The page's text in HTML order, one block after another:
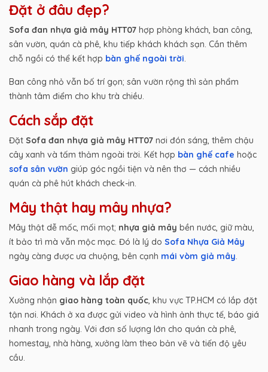
Đặt ở đâu đẹp?
Sofa đan nhựa giả mây HTT07 hợp phòng khách, ban công,
sân vườn, quán cà phê, khu tiếp khách khách sạn. Cần thêm
chỗ ngồi có thể kết hợp bàn ghế ngoài trời
Ban công nhỏ vẫn bố trí gọn; sân vườn rộng thì sản phẩm
thành tâm điểm cho khu trà chiều.
Cách sắp đặt
Đặt Sofa đan nhựa giả mây HTT07 nơi đón sáng, thêm chậu
cây xanh và tấm thảm ngoài trời. Kết hợp bàn ghế cafe hoặc
sofa sân vườn giúp góc ngồi tiện và nên thơ — cách nhiều
quán cà phê hút khách check-in.
Mây thật hay mây nhựa?
Mây thật dễ mốc, mối mọt; nhựa giả mây bền nước, giữ màu,
ít bảo trì mà vẫn mộc mạc. Đó là lý do Sofa Nhựa Giả Mây
ngày càng được ưa chuộng, bên cạnh mái vòm giả mây
Giao hàng và lắp đặt
Xưởng nhận giao hàng toàn quốc , khu vực TP.HCM có lắp đặt
tận nơi. Khách ở xa được gửi video và hình ảnh thực tế, báo giá
nhanh trong ngày. Với đơn số lượng lớn cho quán cà phê,
homestay, nhà hàng, xưởng làm theo bản vẽ và tiến độ yêu
cầu.